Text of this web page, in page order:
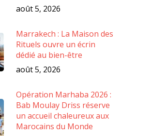
août 5, 2026
Marrakech : La Maison des
Rituels ouvre un écrin
dédié au bien-être
août 5, 2026
Opération Marhaba 2026 :
Bab Moulay Driss réserve
un accueil chaleureux aux
Marocains du Monde